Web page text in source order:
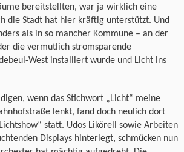
bereitstellten, war ja wirklich eine
die Stadt hat hier kräftig unterstützt. Und
als in so mancher Kommune – an der
die vermutlich stromsparende
West installiert wurde und Licht ins
wenn das Stichwort „Licht“ meine
lenkt, fand doch neulich dort
statt. Udos Likörell sowie Arbeiten
Displays hinterlegt, schmücken nun